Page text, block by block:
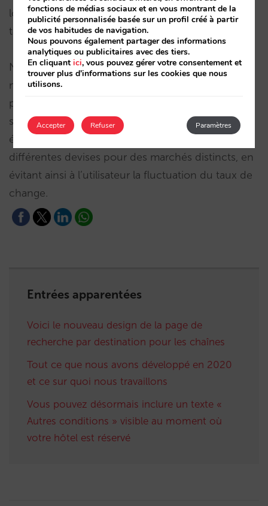
localisée, vous pourrez exclure des pays de vos
tarifs flexibles.
Nous vous rappelons que, si vous utilisez le
moteur doté du
pouvez, selon le marché, choisir que les taxes
s’affichent incluses ou non, et vous pouvez
également télécharger directement vos tarifs dans
différentes devises pour des marchés distincts, en
évitant ainsi à l’utilisateur la fluctuation du taux de
change.
Entrées apparentées
Voici le nouveau design de la page de
recherche par destination pour les chaînes
Tout ce que nous avons développé en 2020
et ce sur quoi nous travaillons
Vous pouvez désormais inclure un texte «
Autres conditions » visible au moment où
votre hôtel est réservé
fonctions de médias sociaux et en vous montrant de la
publicité personnalisée basée sur un profil créé à partir
de vos habitudes de navigation.
Nous pouvons également partager des informations
analytiques ou publicitaires avec des tiers.
En cliquantici, vous pouvez gérer votre consentement et
trouver plus d'informations sur les cookies que nous
utilisons.
Accepter Paramètres
Refuser